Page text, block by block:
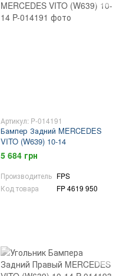
Артикул: P-014191
Бампер Задний MERCEDES
VITO (W639) 10-14
5 684 грн
Производитель FPS
Код товара
FP 4619 950